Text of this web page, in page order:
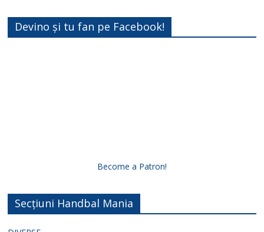
Devino și tu fan pe Facebook!
Become a Patron!
Secțiuni Handbal Mania